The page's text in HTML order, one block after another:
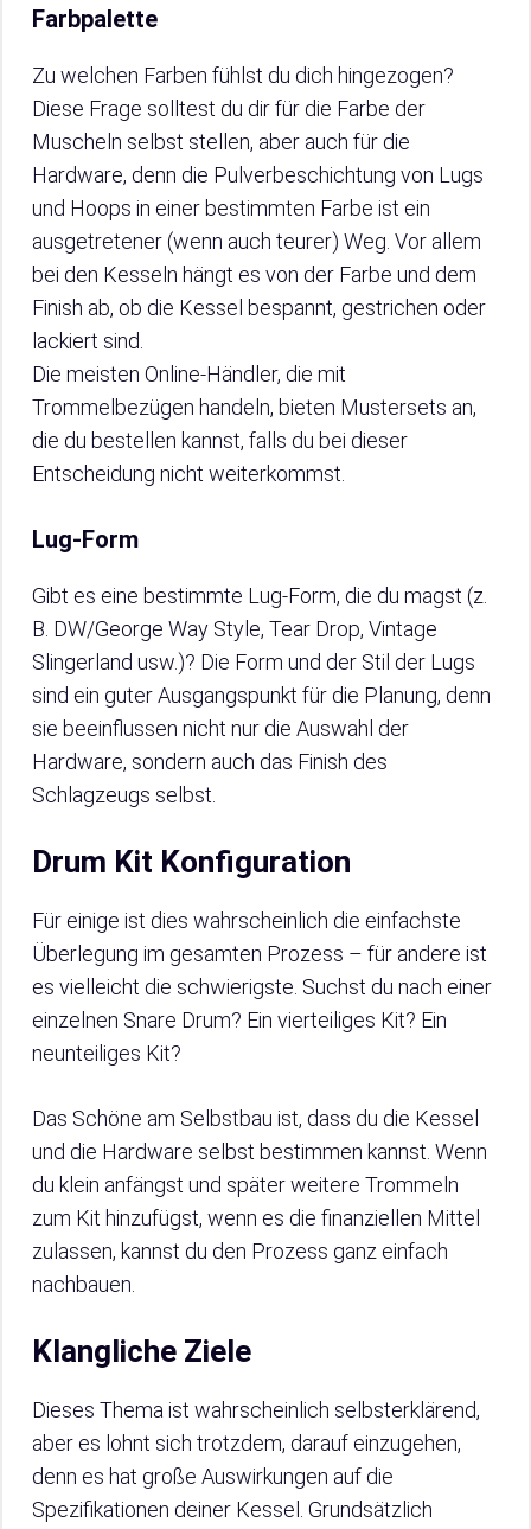
Farbpalette
Zu welchen Farben fühlst du dich hingezogen?
Diese Frage solltest du dir für die Farbe der
Muscheln selbst stellen, aber auch für die
Hardware, denn die Pulverbeschichtung von Lugs
und Hoops in einer bestimmten Farbe ist ein
ausgetretener (wenn auch teurer) Weg. Vor allem
bei den Kesseln hängt es von der Farbe und dem
Finish ab, ob die Kessel bespannt, gestrichen oder
lackiert sind.
Die meisten Online-Händler, die mit
Trommelbezügen handeln, bieten Mustersets an,
die du bestellen kannst, falls du bei dieser
Entscheidung nicht weiterkommst.
Lug-Form
Gibt es eine bestimmte Lug-Form, die du magst (z.
B. DW/George Way Style, Tear Drop, Vintage
Slingerland usw.)? Die Form und der Stil der Lugs
sind ein guter Ausgangspunkt für die Planung, denn
sie beeinflussen nicht nur die Auswahl der
Hardware, sondern auch das Finish des
Schlagzeugs selbst.
Drum Kit Konfiguration
Für einige ist dies wahrscheinlich die einfachste
Überlegung im gesamten Prozess – für andere ist
es vielleicht die schwierigste. Suchst du nach einer
einzelnen Snare Drum? Ein vierteiliges Kit? Ein
neunteiliges Kit?
Das Schöne am Selbstbau ist, dass du die Kessel
und die Hardware selbst bestimmen kannst. Wenn
du klein anfängst und später weitere Trommeln
zum Kit hinzufügst, wenn es die finanziellen Mittel
zulassen, kannst du den Prozess ganz einfach
nachbauen.
Klangliche Ziele
Dieses Thema ist wahrscheinlich selbsterklärend,
aber es lohnt sich trotzdem, darauf einzugehen,
denn es hat große Auswirkungen auf die
Spezifikationen deiner Kessel. Grundsätzlich